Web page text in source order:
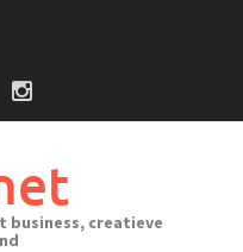
business, creatieve